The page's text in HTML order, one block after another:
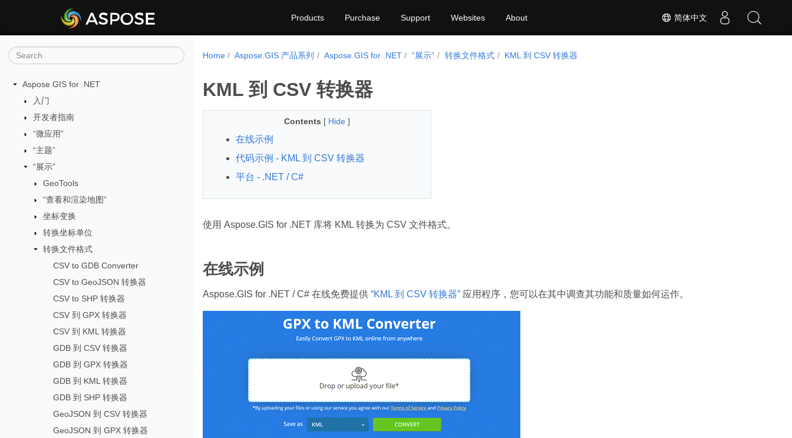
简体中文
Products Purchase Support Websites About
Aspose.GIS for .NET
入门
开发者指南
“微应用”
“主题”
“展示”
GeoTools
“查看和渲染地图”
坐标变换
转换坐标单位
转换文件格式
CSV to GDB Converter
CSV to GeoJSON 转换器
CSV to SHP 转换器
CSV 到 GPX 转换器
CSV 到 KML 转换器
GDB 到 CSV 转换器
GDB 到 GPX 转换器
GDB 到 KML 转换器
GDB 到 SHP 转换器
GeoJSON 到 CSV 转换器
GeoJSON 到 GPX 转换器
Home Aspose.GIS 产品系列 Aspose.GIS for .NET “展示” 转换文件格式 KML 到 CSV 转换器
KML 到 CSV 转换器
Contents [ Hide ]
在线示例
代码示例 - KML 到 CSV 转换器
平台 - .NET / C#
使用 Aspose.GIS for .NET 库将 KML 转换为 CSV 文件格式。
在线示例
Aspose.GIS for .NET / C# 在线免费提供 “KML 到 CSV 转换器”应用程序，您可以在其中调查其功能和质量如何运作。